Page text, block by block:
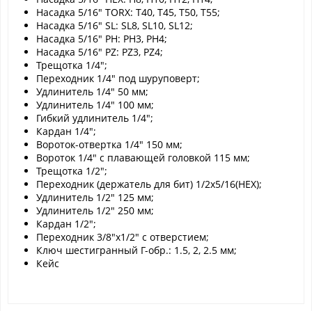
Насадка 5/16" TORX: T40, T45, T50, T55;
Насадка 5/16" SL: SL8, SL10, SL12;
Насадка 5/16" PH: PH3, PH4;
Насадка 5/16" PZ: PZ3, PZ4;
Трещотка 1/4";
Переходник 1/4" под шуруповерт;
Удлинитель 1/4" 50 мм;
Удлинитель 1/4" 100 мм;
Гибкий удлинитель 1/4";
Кардан 1/4";
Вороток-отвертка 1/4" 150 мм;
Вороток 1/4" с плавающей головкой 115 мм;
Трещотка 1/2";
Переходник (держатель для бит) 1/2х5/16(HEX);
Удлинитель 1/2" 125 мм;
Удлинитель 1/2" 250 мм;
Кардан 1/2";
Переходник 3/8"х1/2" с отверстием;
Ключ шестигранный Г-обр.: 1.5, 2, 2.5 мм;
Кейс